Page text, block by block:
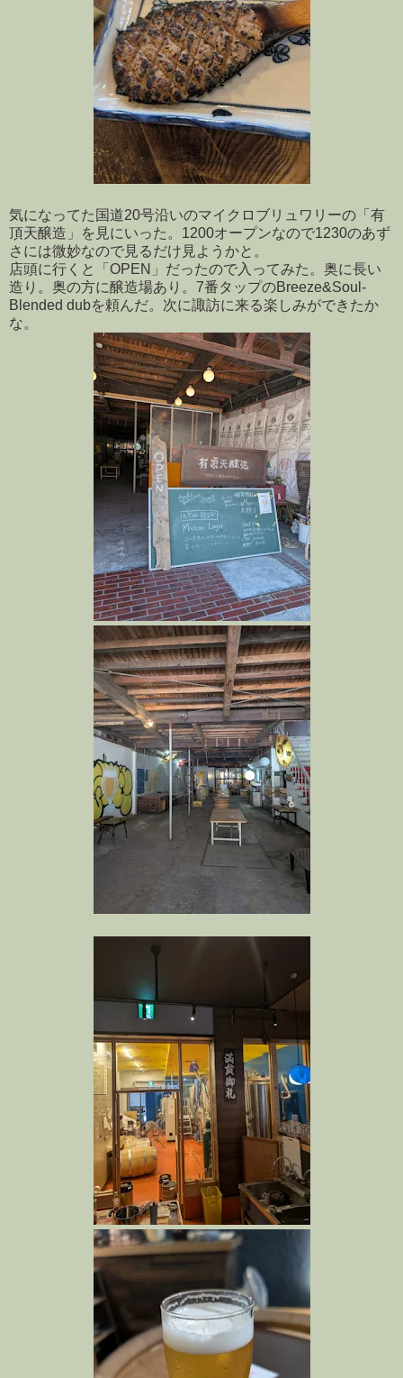
気になってた国道20号沿いのマイクロブリュワリーの「有
頂天醸造」を見にいった。1200オープンなので1230のあず
さには微妙なので見るだけ見ようかと。
店頭に行くと「OPEN」だったので入ってみた。奥に長い
造り。奥の方に醸造場あり。7番タップのBreeze&Soul-
Blended dubを頼んだ。次に諏訪に来る楽しみができたか
な。